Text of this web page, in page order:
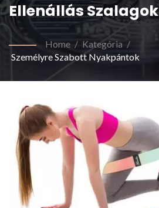
Ellenállás Szalagok
Home / Kategória /
Személyre Szabott Nyakpántok